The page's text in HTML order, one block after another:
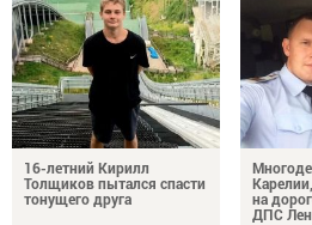
16-летний Кирилл
Толщиков пытался спасти
тонущего друга
на
ДПС